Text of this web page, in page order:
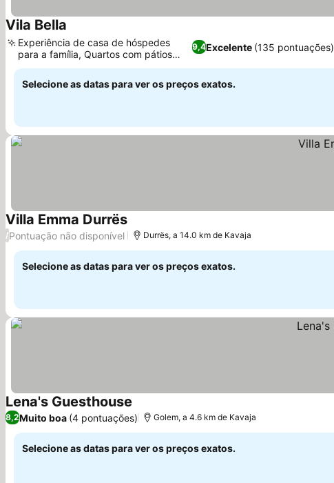
Vila Bella
9,4Excelente (135 pontuações)
Experiência de casa de hóspedes
para a família, Quartos com pátios
privativos
Selecione as datas para ver os preços exatos.
Villa Emma DurrësVer preços
/Pontuação não disponível Durrës, a 14.0 km de Kavaja
Selecione as datas para ver os preços exatos.
Lena's Guesthouse Ver preços
8,2Muito boa (4 pontuações) Golem, a 4.6 km de Kavaja
Selecione as datas para ver os preços exatos.